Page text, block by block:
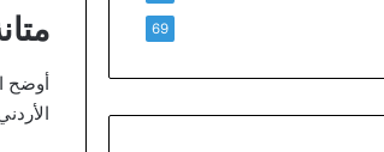
أوضح
69